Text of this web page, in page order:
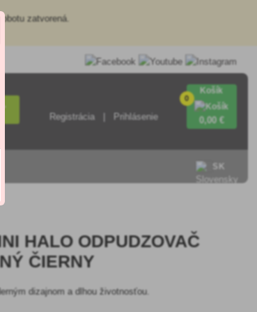
zatvorená.
Registrácia Prihlásenie
0
Košík
0,00 €
SK
HALO ODPUDZOVAČ
ČIERNY
dizajnom a dlhou životnosťou.